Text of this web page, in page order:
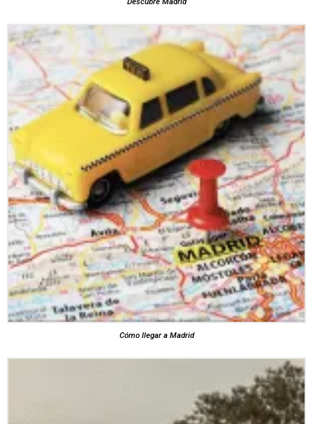
Cómo llegar a Madrid